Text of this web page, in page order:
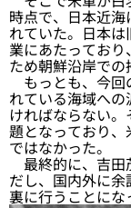
時点で、日本近
れていた。日本
業にあたってお
ため朝鮮沿岸での
もっとも、今回
れている海域へ
ければならない
題となっており
ではなかった。
最終的に、吉田
だし、国内外に
裏に行うことにな